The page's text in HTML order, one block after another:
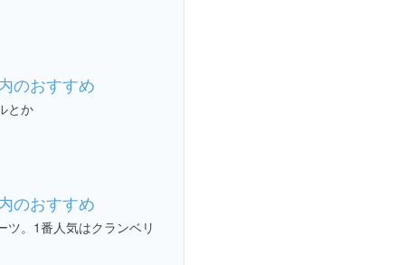
のおすすめ
とか
のおすすめ
ツ。1番人気はクランベリ